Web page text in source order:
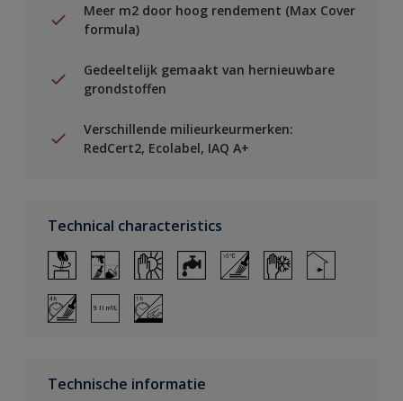
Meer m2 door hoog rendement (Max Cover
formula)
Gedeeltelijk gemaakt van hernieuwbare
grondstoffen
Verschillende milieurkeurmerken:
RedCert2, Ecolabel, IAQ A+
Technical characteristics
Technische informatie